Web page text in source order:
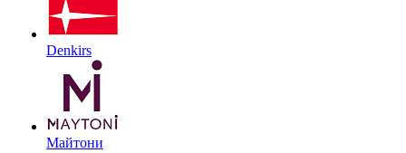
Denkirs
Майтони